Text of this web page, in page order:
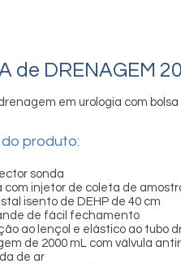
de DRENAGEM
em urologia com
produto:
sonda
com injetor de coleta de
isento de DEHP de 40 cm
de fácil fechamento
ao lençol e elástico ao tubo
de 2000 mL com válvula
de ar